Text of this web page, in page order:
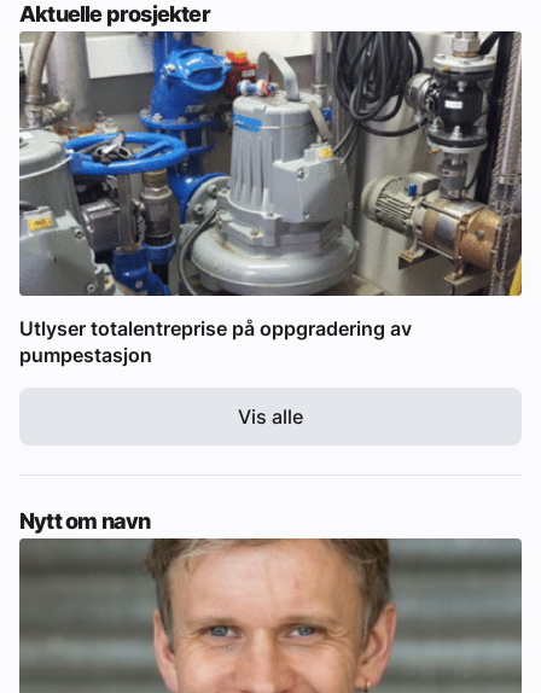
Aktuelle prosjekter
Utlyser totalentreprise på oppgradering av
pumpestasjon
Vis alle
Nytt om navn